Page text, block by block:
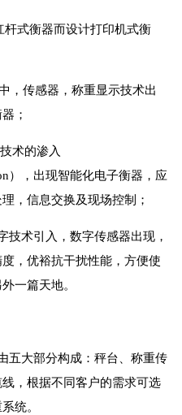
式衡器而设计打印机式衡
，传感器，称重显示技术出
；
术的渗入
），出现智能化电子衡器，应
，信息交换及现场控制；
技术引入，数字传感器出现，
，优裕抗干扰性能，方便使
一篇天地。
五大部分构成：秤台、称重传
，根据不同客户的需求可选
统。